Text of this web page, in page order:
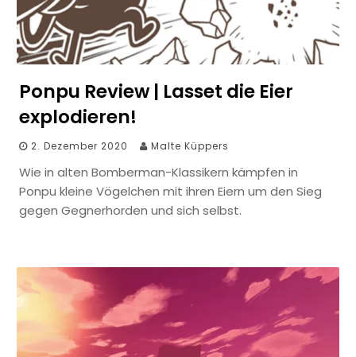
Ponpu Review | Lasset die Eier
explodieren!
2. Dezember 2020 Malte Küppers
Wie in alten Bomberman-Klassikern kämpfen in
Ponpu kleine Vögelchen mit ihren Eiern um den Sieg
gegen Gegnerhorden und sich selbst.